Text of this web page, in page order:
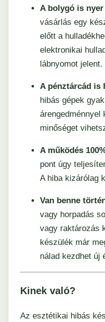
A bolygó is nyer
vásárlás egy
előtt a
elektronikai
lábnyomot jelent.
A pénztárcád is
hibás gépek
árengedménnyel
minőséget
A működés
pont úgy
A hiba kizárólag
Van benne
vagy horpadás
vagy raktározás
készülék már
nálad kezdhet új
Kinek való?
Az esztétikai hibás